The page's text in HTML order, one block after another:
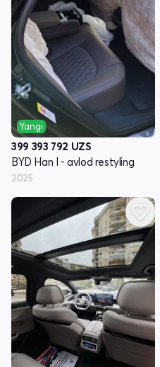
Yangi
399 393 792 UZS
BYD Han I - avlod restyling
2025